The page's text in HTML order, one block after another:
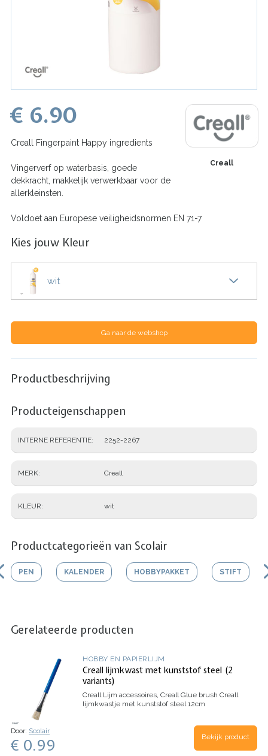
Creall
€ 6.90
Creall Fingerpaint Happy ingredients
Vingerverf op waterbasis, goede
dekkracht, makkelijk verwerkbaar voor de
allerkleinsten.
Voldoet aan Europese veiligheidsnormen EN 71-7
Kies jouw Kleur
wit
Ga naar de webshop
Productbeschrijving
Producteigenschappen
INTERNE REFERENTIE 2252-2267
MERK Creall
KLEUR wit
Productcategorieën van Scolair
PEN KALENDER HOBBYPAKKET STIFT
Gerelateerde producten
HOBBY EN PAPIERLIJM
Creall lijmkwast met kunststof steel (2
variants)
Creall Lijm accessoires, Creall Glue brush Creall
lijmkwastje met kunststof steel 12cm
Door: Scolair
€ 0.99 Bekijk product